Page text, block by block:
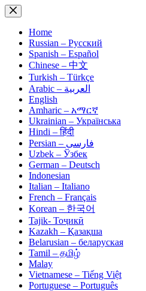
Skip
to
contentHome
Russian – Русский
Spanish – Español
Chinese – 中文
Turkish – Türkçe
Arabic – العربية
English
Amharic – አማርኛ
Ukrainian – Українська
Hindi – हिंदी
Persian – فارسی
Uzbek – Ўзбек
German – Deutsch
Indonesian
Italian – Italiano
French – Français
Korean – 한국어
Tajik- Тоҷикӣ
Kazakh – Қазақша
Belarusian – беларуская
Tamil – தமிழ்
Malay
Vietnamese – Tiếng Việt
Portuguese – Português